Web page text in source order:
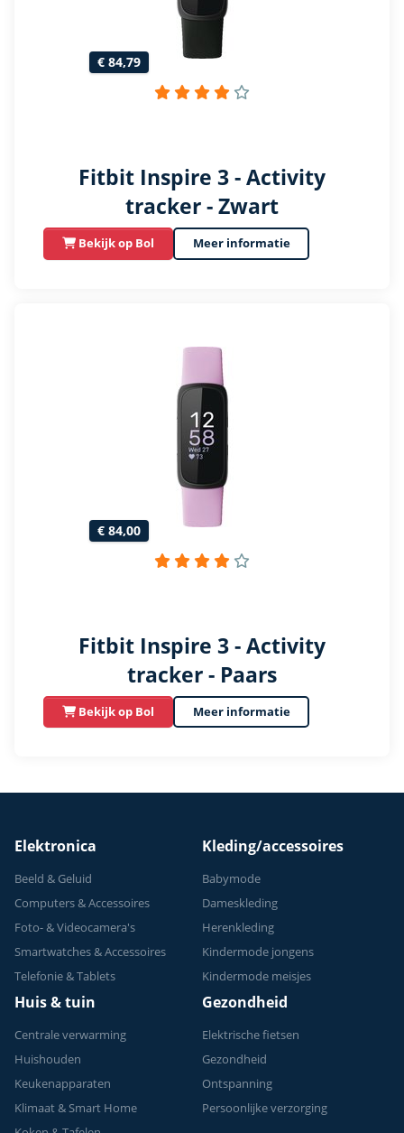
€ 84,79
Fitbit Inspire 3 - Activity
tracker - Zwart
Bekijk op Bol Meer informatie
€ 84,00
Fitbit Inspire 3 - Activity
tracker - Paars
Bekijk op Bol Meer informatie
Elektronica
Beeld & Geluid
Computers & Accessoires
Foto- & Videocamera's
Smartwatches & Accessoires
Telefonie & Tablets
Kleding/accessoires
Babymode
Dameskleding
Herenkleding
Kindermode jongens
Kindermode meisjes
Huis & tuin
Centrale verwarming
Huishouden
Keukenapparaten
Klimaat & Smart Home
Gezondheid
Elektrische fietsen
Gezondheid
Ontspanning
Persoonlijke verzorging